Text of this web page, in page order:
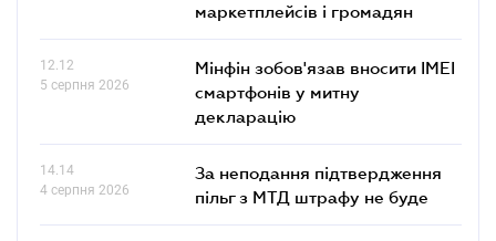
маркетплейсів і громадян
12.12
5 серпня 2026
Мінфін зобов'язав вносити IMEI
смартфонів у митну
декларацію
14.14
4 серпня 2026
За неподання підтвердження
пільг з МТД штрафу не буде